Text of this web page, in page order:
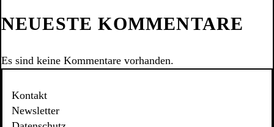
NEUESTE KOMMENTARE
Es sind keine Kommentare vorhanden.
Kontakt
Newsletter